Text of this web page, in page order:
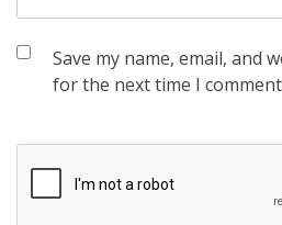
Save my name, email, and
for the next time I